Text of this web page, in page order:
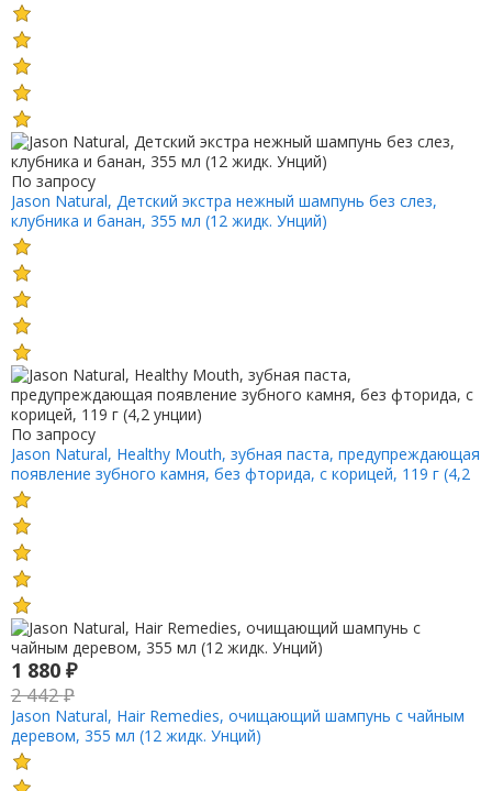
По запросу
Jason Natural, Детский экстра нежный шампунь без слез,
клубника и банан, 355 мл (12 жидк. Унций)
По запросу
Jason Natural, Healthy Mouth, зубная паста, предупреждающая
появление зубного камня, без фторида, с корицей, 119 г (4,2
унции)
1 880 ₽
2 442₽
Jason Natural, Hair Remedies, очищающий шампунь с чайным
деревом, 355 мл (12 жидк. Унций)